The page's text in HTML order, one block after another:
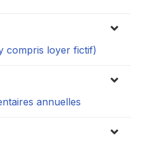
compris loyer fictif)
annuelles